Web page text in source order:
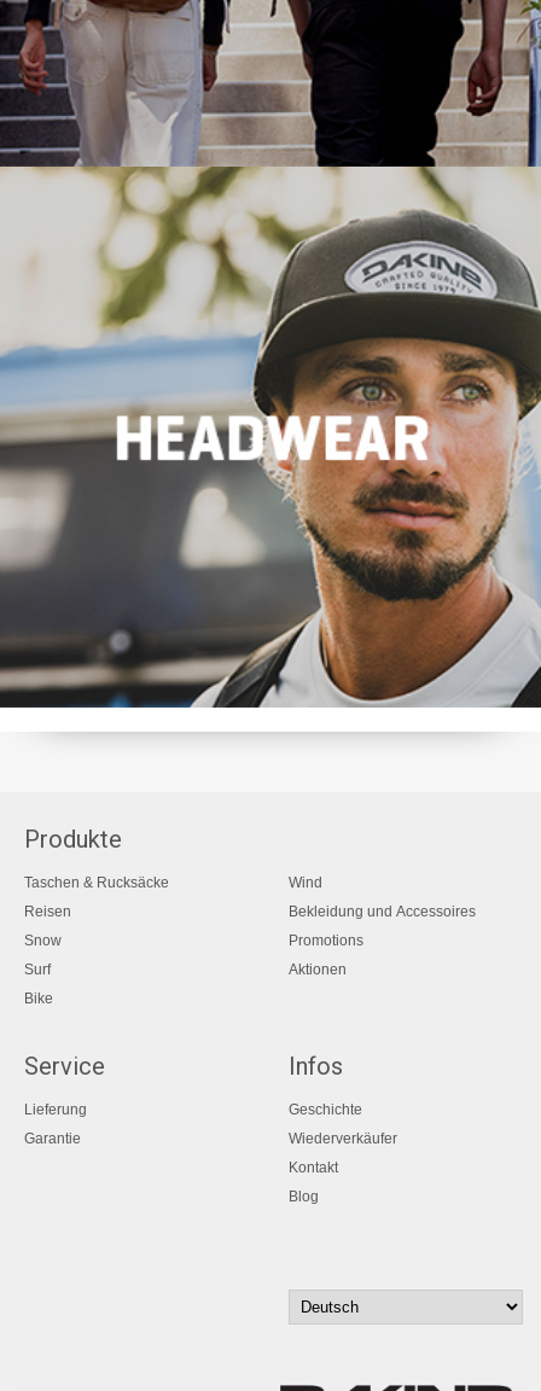
Produkte
Taschen & Rucksäcke
Reisen
Snow
Surf
Bike
Wind
Bekleidung und Accessoires
Promotions
Aktionen
Service
Lieferung
Garantie
Infos
Geschichte
Wiederverkäufer
Kontakt
Blog